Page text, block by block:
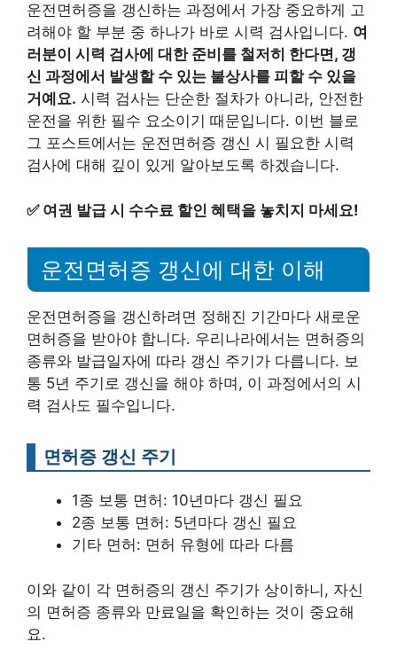
운전면허증을 갱신하는 과정에서 가장 중요하게 고
려해야 할 부분 중 하나가 바로 시력 검사입니다. 여
러분이 시력 검사에 대한 준비를 철저히 한다면, 갱
신 과정에서 발생할 수 있는 불상사를 피할 수 있을
거예요. 시력 검사는 단순한 절차가 아니라, 안전한
운전을 위한 필수 요소이기 때문입니다. 이번 블로
그 포스트에서는 운전면허증 갱신 시 필요한 시력
검사에 대해 깊이 있게 알아보도록 하겠습니다.
✅ 여권 발급 시 수수료 할인 혜택을 놓치지 마세요!
운전면허증 갱신에 대한 이해
운전면허증을 갱신하려면 정해진 기간마다 새로운
면허증을 받아야 합니다. 우리나라에서는 면허증의
종류와 발급일자에 따라 갱신 주기가 다릅니다. 보
통 5년 주기로 갱신을 해야 하며, 이 과정에서의 시
력 검사도 필수입니다.
면허증 갱신 주기
1종 보통 면허: 10년마다 갱신 필요
2종 보통 면허: 5년마다 갱신 필요
기타 면허: 면허 유형에 따라 다름
이와 같이 각 면허증의 갱신 주기가 상이하니, 자신
의 면허증 종류와 만료일을 확인하는 것이 중요해
요.